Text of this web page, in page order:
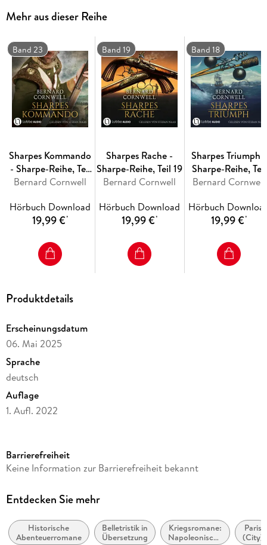
soll er einen gefährlichen Attentäter ausfindig machen und
ihn vernichten - oder bei dem Versuch sterben ...
Mehr aus dieser Reihe
Band 23
Sharpes Kommando
- Sharpe-Reihe, Teil
23
Bernard Cornwell
Hörbuch Download
19,99 €*
Band 19
Sharpes Rache -
Sharpe-Reihe, Teil 19
Bernard Cornwell
Hörbuch Download
19,99 €*
Band 18
Sharpes Triumph -
Sharpe-Reihe, Teil
18
Bernard Cornwell
Hörbuch
19,99 €*
Produktdetails
Erscheinungsdatum
06. Mai 2025
Sprache
deutsch
Auflage
1. Aufl. 2022
Dateigröße
Laufzeit
Altersempfehlung
Barrierefreiheit
Keine Information zur Barrierefreiheit bekannt
Entdecken Sie mehr
Historische
Abenteuerromane
Belletristik in
Übersetzung
Kriegsromane:
Napoleonische
Paris
(City)